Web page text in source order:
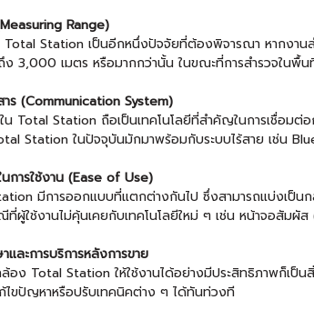
Range)
Total Station เป็นอีกหนึ่งปัจจัยที่ต้องพิจารณา หากงา
ง 3,000 เมตร หรือมากกว่านั้น ในขณะที่การสำรวจในพื้
าร (Communication System)
น Total Station ถือเป็นเทคโนโลยีที่สำคัญในการเชื่อม
Station ในปัจจุบันมักมาพร้อมกับระบบไร้สาย เช่น
การใช้งาน (Ease of Use)
มีการออกแบบที่แตกต่างกันไป ซึ่งสามารถแบ่งเป็น
ที่ผู้ใช้งานไม่คุ้นเคยกับเทคโนโลยีใหม่ ๆ เช่น หน้าจอสัม
และการบริการหลังการขาย
ล้อง Total Station ให้ใช้งานได้อย่างมีประสิทธิภาพก็เ
ไขปัญหาหรือปรับเทคนิคต่าง ๆ ได้ทันท่วงที